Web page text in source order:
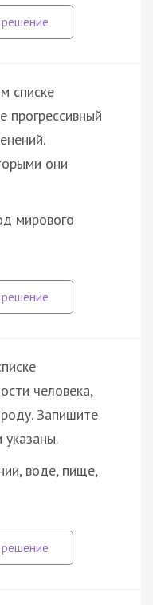
списке
прогрессивный
они
мирового
человека,
Запишите
воде, пище,